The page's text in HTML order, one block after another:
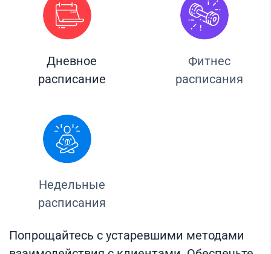
Дневное
расписание
Фитнес
расписания
Недельные
расписания
Попрощайтесь с устаревшими методами